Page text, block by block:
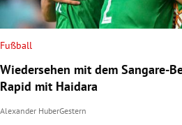
Fußball
Wiedersehen mit dem Sangare-
Rapid mit Haidara
Alexander HuberGestern